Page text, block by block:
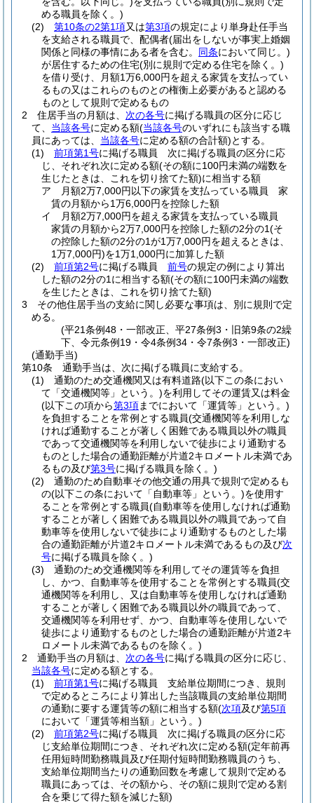
める職員を除く。)
(2)
第10条の2第1項又は第3項の規定により単身赴任手当
を支給される職員で、配偶者(届出をしないが事実上婚姻
関係と同様の事情にある者を含む。 同条において同じ。)
が居住するための住宅(別に規則で定める住宅を除く。)
を借り受け、月額1万6,000円を超える家賃を支払ってい
るもの又はこれらのものとの権衡上必要があると認める
ものとして規則で定めるもの
2
住居手当の月額は、 次の各号に掲げる職員の区分に応じ
て、 当該各号に定める額(当該各号のいずれにも該当する職
員にあっては、 当該各号に定める額の合計額)とする。
(1)
前項第1号に掲げる職員 次に掲げる職員の区分に応
じ、それぞれ次に定める額(その額に100円未満の端数を
生じたときは、これを切り捨てた額)に相当する額
ア
月額2万7,000円以下の家賃を支払っている職員 家
賃の月額から1万6,000円を控除した額
イ
月額2万7,000円を超える家賃を支払っている職員
家賃の月額から2万7,000円を控除した額の2分の1(そ
の控除した額の2分の1が1万7,000円を超えるときは、
1万7,000円)を1万1,000円に加算した額
(2)
前項第2号に掲げる職員 前号の規定の例により算出
した額の2分の1に相当する額(その額に100円未満の端数
を生じたときは、これを切り捨てた額)
3
その他住居手当の支給に関し必要な事項は、別に規則で定
める。
(平21条例48・一部改正、平27条例3・旧第9条の2繰
下、令元条例19・令4条例34・令7条例3・一部改正)
(通勤手当)
第10条
通勤手当は、次に掲げる職員に支給する。
(1)
通勤のため交通機関又は有料道路(以下この条におい
て「交通機関等」という。)を利用してその運賃又は料金
(以下この項から第3項までにおいて「運賃等」という。)
を負担することを常例とする職員(交通機関等を利用しな
ければ通勤することが著しく困難である職員以外の職員
であって交通機関等を利用しないで徒歩により通勤する
ものとした場合の通勤距離が片道2キロメートル未満であ
るもの及び第3号に掲げる職員を除く。)
(2)
通勤のため自動車その他交通の用具で規則で定めるも
の(以下この条において「自動車等」という。)を使用す
ることを常例とする職員(自動車等を使用しなければ通勤
することが著しく困難である職員以外の職員であって自
動車等を使用しないで徒歩により通勤するものとした場
合の通勤距離が片道2キロメートル未満であるもの及び次
号に掲げる職員を除く。)
(3)
通勤のため交通機関等を利用してその運賃等を負担
し、かつ、自動車等を使用することを常例とする職員(交
通機関等を利用し、又は自動車等を使用しなければ通勤
することが著しく困難である職員以外の職員であって、
交通機関等を利用せず、かつ、自動車等を使用しないで
徒歩により通勤するものとした場合の通勤距離が片道2キ
ロメートル未満であるものを除く。)
2
通勤手当の月額は、 次の各号に掲げる職員の区分に応じ、
当該各号に定める額とする。
(1)
前項第1号に掲げる職員 支給単位期間につき、規則
で定めるところにより算出した当該職員の支給単位期間
の通勤に要する運賃等の額に相当する額(次項及び第5項
において「運賃等相当額」という。)
(2)
前項第2号に掲げる職員 次に掲げる職員の区分に応
じ支給単位期間につき、それぞれ次に定める額(定年前再
任用短時間勤務職員及び任期付短時間勤務職員のうち、
支給単位期間当たりの通勤回数を考慮して規則で定める
職員にあっては、その額から、その額に規則で定める割
合を乗じて得た額を減じた額)